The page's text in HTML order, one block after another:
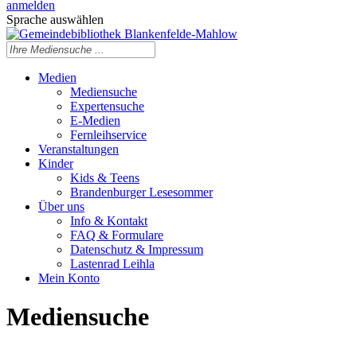
anmelden
Sprache auswählen
Medien
Mediensuche
Expertensuche
E-Medien
Fernleihservice
Veranstaltungen
Kinder
Kids & Teens
Brandenburger Lesesommer
Über uns
Info & Kontakt
FAQ & Formulare
Datenschutz & Impressum
Lastenrad Leihla
Mein Konto
Mediensuche